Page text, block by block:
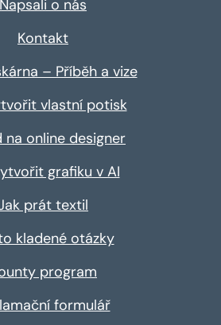
Napsali o nás
Kontakt
– Příběh a vize
vlastní potisk
na online designer
grafiku v AI
prát textil
kladené otázky
program
formulář